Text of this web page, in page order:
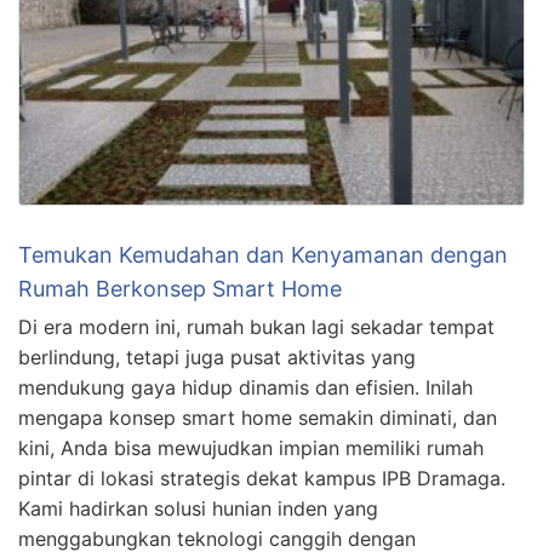
Temukan Kemudahan dan Kenyamanan dengan
Rumah Berkonsep Smart Home
Di era modern ini, rumah bukan lagi sekadar tempat
berlindung, tetapi juga pusat aktivitas yang
mendukung gaya hidup dinamis dan efisien. Inilah
mengapa konsep smart home semakin diminati, dan
kini, Anda bisa mewujudkan impian memiliki rumah
pintar di lokasi strategis dekat kampus IPB Dramaga.
Kami hadirkan solusi hunian inden yang
menggabungkan teknologi canggih dengan